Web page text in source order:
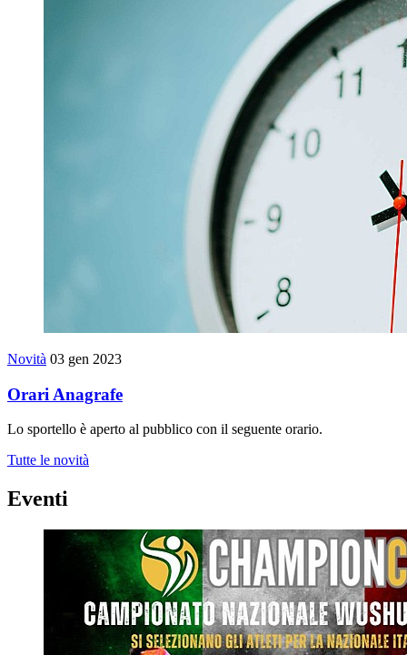
Novità 03 gen 2023
Orari Anagrafe
Lo sportello è aperto al pubblico con il seguente orario.
Tutte le novità
Eventi